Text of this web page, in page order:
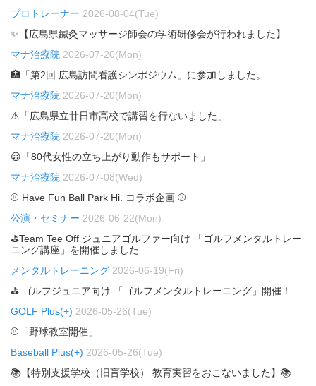
プロトレーナー 2026-08-04(Tue)
✨【広島県鍼灸マッサージ師会の学術研修会が行われました】
マナ治療院 2026-07-20(Mon)
🏥「第2回 広島訪問看護シンポジウム」に参加しました。
マナ治療院 2026-07-20(Mon)
⚠「広島県立廿日市高校で講習を行ないました」
マナ治療院 2026-07-20(Mon)
😀「80代女性の立ち上がり動作もサポート」
マナ治療院 2026-07-08(Wed)
⚾ Have Fun Ball Park Hi. コラボ企画 ⚾
公演・セミナー 2026-06-22(Mon)
⛳Team Tee Off ジュニアゴルファー向け 「ゴルフメンタルトレー
ニング講座」を開催しました
メンタルトレーニング 2026-06-19(Fri)
⛳ ゴルフジュニア向け 「ゴルフメンタルトレーニング」開催！
GOLF Plus(+) 2026-05-26(Tue)
⚾「野球教室開催」
Baseball Plus(+) 2026-05-26(Tue)
📚【特別支援学校（旧盲学校） 教育実習をおこないました】📚